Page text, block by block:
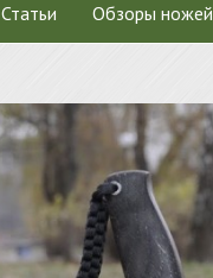
Статьи Обзоры ножей